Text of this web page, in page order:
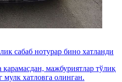
сабаб нотурар бино хатланди
қарамасдан, мажбуриятлар тўлиқ
хатловга олинган.